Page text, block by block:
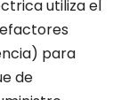
utiliza el
para
de